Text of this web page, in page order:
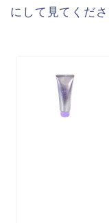
にして見てくださ